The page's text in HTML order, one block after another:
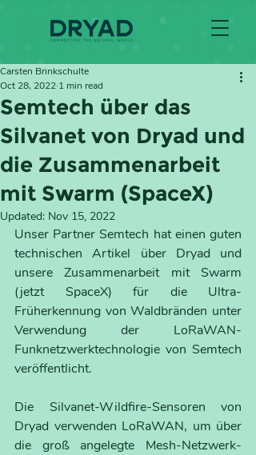
Semtech über das
Silvanet von Dryad und
die Zusammenarbeit
mit Swarm (SpaceX)
Carsten Brinkschulte
Oct 28, 2022 1 min read
Updated: Nov 15, 2022
Unser Partner Semtech hat einen guten
technischen Artikel über Dryad und
unsere Zusammenarbeit mit Swarm
(jetzt SpaceX) für die Ultra-
Früherkennung von Waldbränden unter
Verwendung der LoRaWAN-
Funknetzwerktechnologie von Semtech
veröffentlicht.
Die Silvanet-Wildfire-Sensoren von
Dryad verwenden LoRaWAN, um über
die groß angelegte Mesh-Netzwerk-